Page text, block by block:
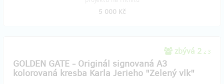
5 000 Kč
zbývá 2 z 3
GOLDEN GATE - Originál signovaná A3
kolorovaná kresba Karla Jerieho "Zelený vlk"